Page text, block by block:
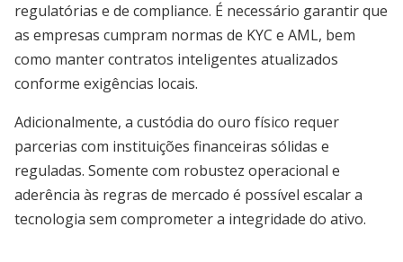
regulatórias e de compliance. É necessário garantir que
as empresas cumpram normas de KYC e AML, bem
como manter contratos inteligentes atualizados
conforme exigências locais.
Adicionalmente, a custódia do ouro físico requer
parcerias com instituições financeiras sólidas e
reguladas. Somente com robustez operacional e
aderência às regras de mercado é possível escalar a
tecnologia sem comprometer a integridade do ativo.